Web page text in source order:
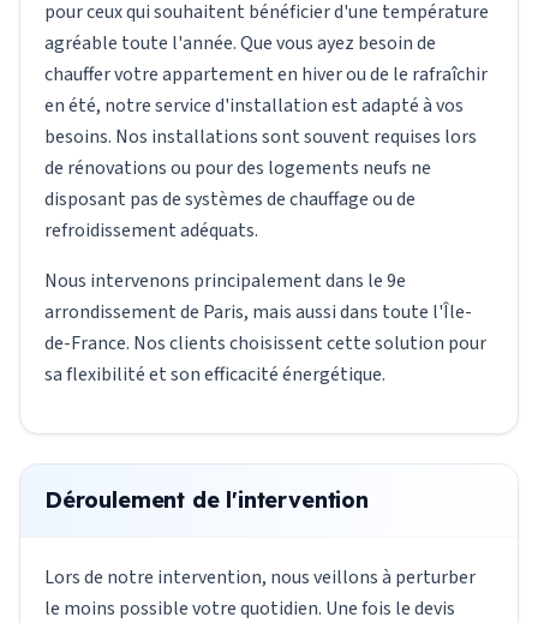
pour ceux qui souhaitent bénéficier d'une température
agréable toute l'année. Que vous ayez besoin de
chauffer votre appartement en hiver ou de le rafraîchir
en été, notre service d'installation est adapté à vos
besoins. Nos installations sont souvent requises lors
de rénovations ou pour des logements neufs ne
disposant pas de systèmes de chauffage ou de
refroidissement adéquats.
Nous intervenons principalement dans le 9e
arrondissement de Paris, mais aussi dans toute l'Île-
de-France. Nos clients choisissent cette solution pour
sa flexibilité et son efficacité énergétique.
Déroulement de l'intervention
Lors de notre intervention, nous veillons à perturber
le moins possible votre quotidien. Une fois le devis